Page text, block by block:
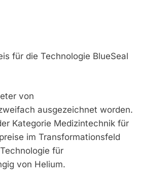
für die Technologie BlueSeal
von
ausgezeichnet worden.
Kategorie Medizintechnik für
im Transformationsfeld
für
von Helium.